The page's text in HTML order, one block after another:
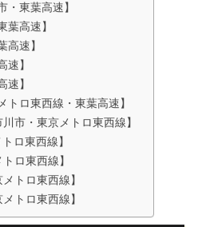
東葉高速】
高速】
速】
】
】
ロ東西線・東葉高速】
市・東京メトロ東西線】
ロ東西線】
ロ東西線】
トロ東西線】
トロ東西線】